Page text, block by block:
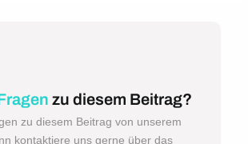
zu diesem Beitrag?
zu diesem Beitrag von unserem
kontaktiere uns gerne über das